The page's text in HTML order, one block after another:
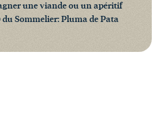
une viande ou un apéritif
du Sommelier: Pluma de Pata